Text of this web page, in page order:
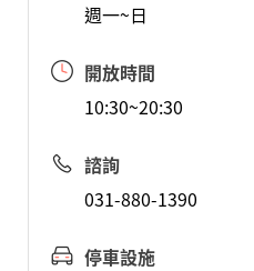
週一~日
開放時間
10:30~20:30
諮詢
031-880-1390
停車設施